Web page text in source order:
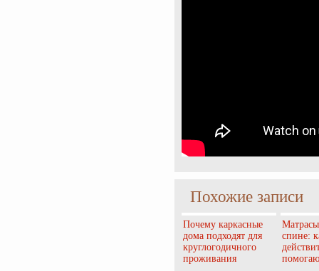
Похожие записи
Почему каркасные
дома подходят для
круглогодичного
проживания
спине: